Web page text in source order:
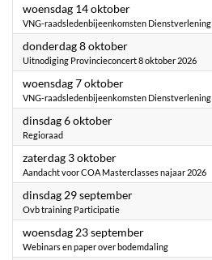
woensdag 14 oktober2026
VNG-raadsledenbijeenkomsten Dienstverlening
donderdag 8 oktober2026
Uitnodiging Provincieconcert 8 oktober 2026
woensdag 7 oktober2026
VNG-raadsledenbijeenkomsten Dienstverlening
dinsdag 6 oktober2026
Regioraad
zaterdag 3 oktober2026
Aandacht voor COA Masterclasses najaar 2026
dinsdag 29 september2026
Ovb training Participatie
woensdag 23 september2026
Webinars en paper over bodemdaling